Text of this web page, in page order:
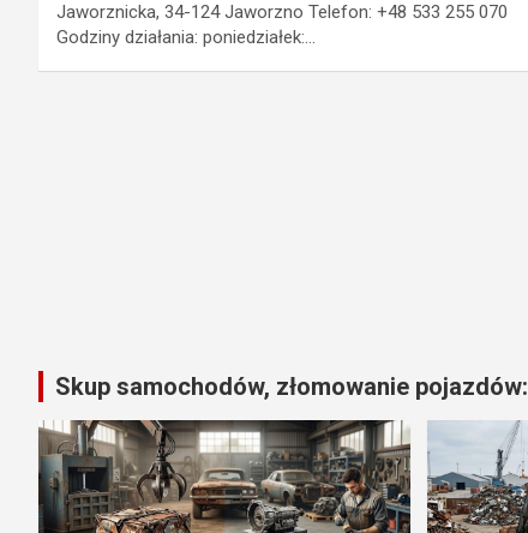
Jaworznicka, 34-124 Jaworzno Telefon: +48 533 255 070
Godziny działania: poniedziałek:…
Skup samochodów, złomowanie pojazdów: